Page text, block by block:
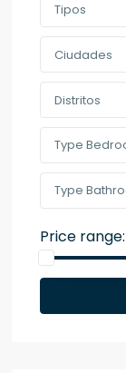
Tipos
Ciudades
Distritos
Price range: